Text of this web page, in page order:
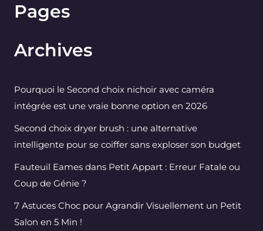
Pages
Archives
Pourquoi le Second choix nichoir avec caméra
intégrée est une vraie bonne option en 2026
Second choix dryer brush : une alternative
intelligente pour se coiffer sans exploser son budget
Fauteuil Eames dans Petit Appart : Erreur Fatale ou
Coup de Génie ?
7 Astuces Choc pour Agrandir Visuellement un Petit
Salon en 5 Min !